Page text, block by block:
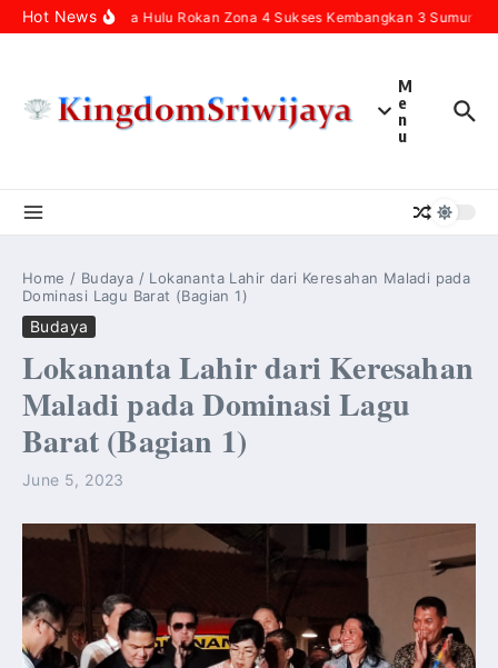
Skip to content
Hot NewsPertamina Hulu Rokan Zona 4 Sukses Kembangkan 3 Sumur
M
e
n
u
Home / Budaya / Lokananta Lahir dari Keresahan Maladi pada
Dominasi Lagu Barat (Bagian 1)
Budaya
Lokananta Lahir dari Keresahan
Maladi pada Dominasi Lagu
Barat (Bagian 1)
June 5, 2023